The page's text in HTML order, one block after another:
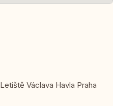
Letiště Václava Havla Praha